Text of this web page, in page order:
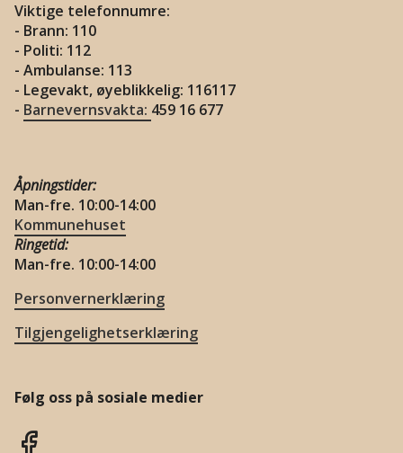
Viktige telefonnumre:
- Brann: 110
- Politi: 112
- Ambulanse: 113
- Legevakt, øyeblikkelig: 116117
- Barnevernsvakta: 459 16 677
Åpningstider:
Man-fre. 10:00-14:00
Kommunehuset
Ringetid:
Man-fre. 10:00-14:00
Personvernerklæring
Tilgjengelighetserklæring
Følg oss på sosiale medier